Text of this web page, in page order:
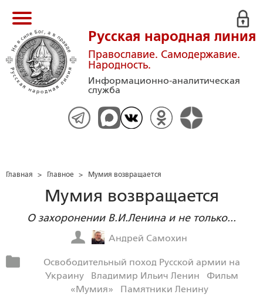
Русская народная линия
Православие. Самодержавие.
Народность.
Информационно-аналитическая
служба
Главная > Главное > Мумия возвращается
Мумия возвращается
О захоронении В.И.Ленина и не только...
Андрей Самохин
Освободительный поход Русской армии на
Украину
Владимир Ильич Ленин
Фильм
«Мумия»
Памятники Ленину